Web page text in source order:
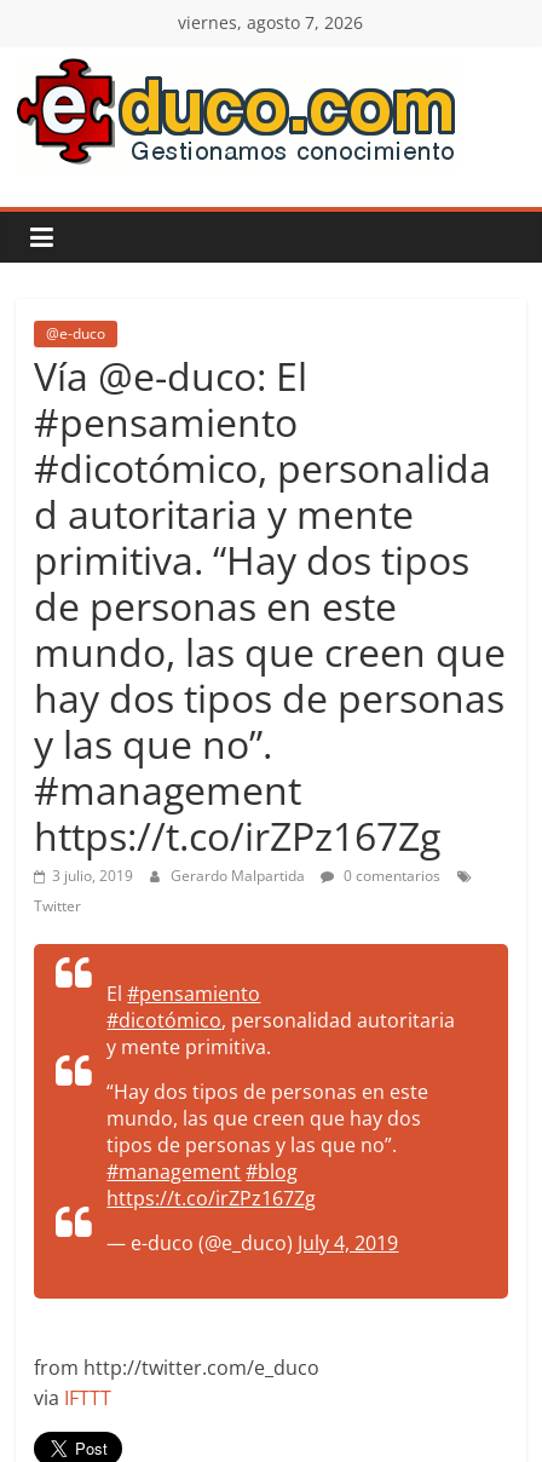
contenido
viernes, agosto 7, 2026
E-
duco:
Gestión
del
Conocimiento
Learn
more.
Do
more.
Be
more.
@e-duco
Vía @e-duco: El
#pensamiento
#dicotómico, personalida
d autoritaria y mente
primitiva. “Hay dos tipos
de personas en este
mundo, las que creen que
hay dos tipos de personas
y las que no”.
#management
https://t.co/irZPz167Zg
3 julio, 2019 Gerardo Malpartida
0 comentarios
Twitter
El#pensamiento
#dicotómico, personalidad autoritaria
y mente primitiva.
“Hay dos tipos de personas en este
mundo, las que creen que hay dos
tipos de personas y las que no”.
#management #blog
https://t.co/irZPz167Zg
— e-duco (@e_duco) July 4, 2019
from http://twitter.com/e_duco
via IFTTT